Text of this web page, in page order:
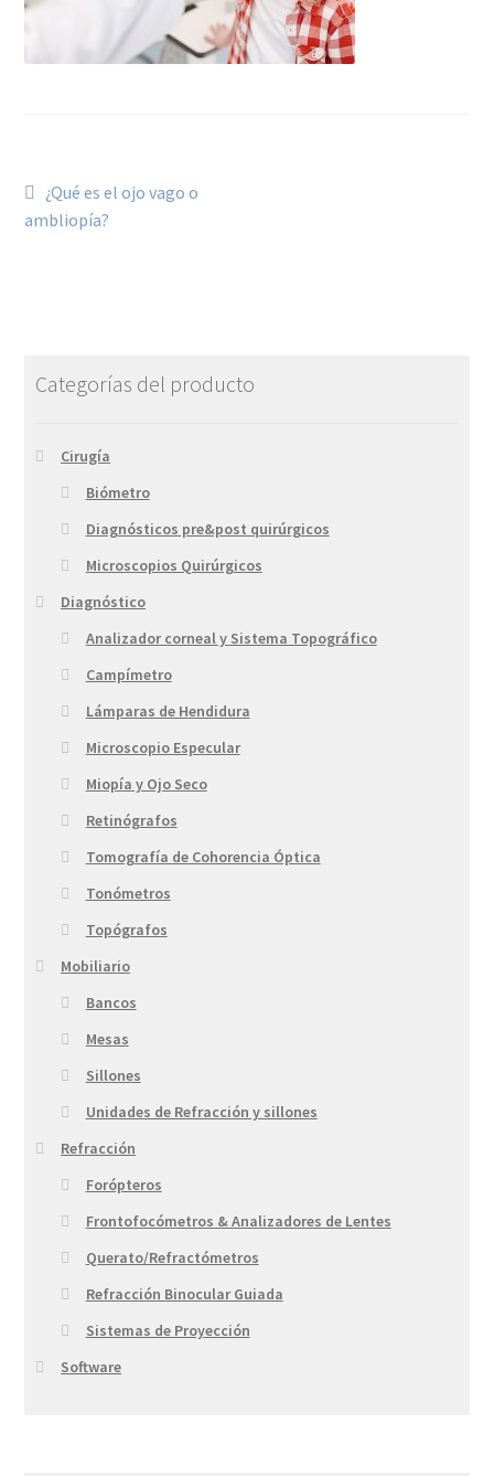
¿Qué es el ojo vago o
ambliopía?
Categorías del producto
Cirugía
Biómetro
Diagnósticos pre&post quirúrgicos
Microscopios Quirúrgicos
Diagnóstico
Analizador corneal y Sistema Topográfico
Campímetro
Lámparas de Hendidura
Microscopio Especular
Miopía y Ojo Seco
Retinógrafos
Tomografía de Cohorencia Óptica
Tonómetros
Topógrafos
Mobiliario
Bancos
Mesas
Sillones
Unidades de Refracción y sillones
Refracción
Forópteros
Frontofocómetros & Analizadores de Lentes
Querato/Refractómetros
Refracción Binocular Guiada
Sistemas de Proyección
Software